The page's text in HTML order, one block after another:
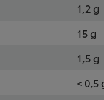
1,2 g
15 g
1,5 g
< 0,5